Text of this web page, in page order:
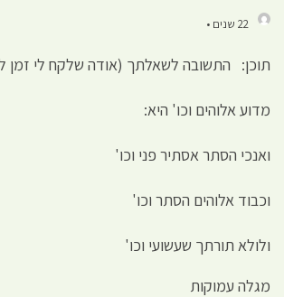
22 שנים •
תוכן: התשובה לשאלתך (אודה שלקח לי זמן
מדוע אלוהים וכו' היא:
ואנכי הסתר אסתיר פני וכו'
וכבוד אלוהים הסתר וכו'
ולולא תורתך שעשועי וכו'
מגלה עמוקות